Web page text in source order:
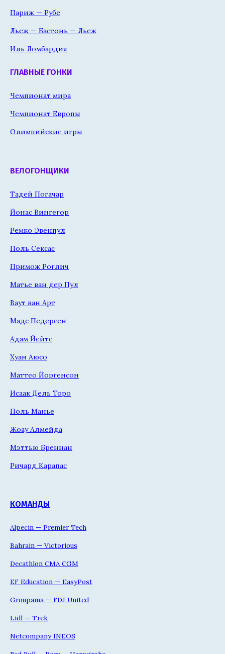
Париж — Рубе
Льеж — Бастонь — Льеж
Иль Ломбардия
ГЛАВНЫЕ ГОНКИ
Чемпионат мира
Чемпионат Европы
Олимпийские игры
ВЕЛОГОНЩИКИ
Тадей Погачар
Йонас Вингегор
Ремко Эвенпул
Поль Сексас
Примож Роглич
Матье ван дер Пул
Ваут ван Арт
Мадс Педерсен
Адам Йейтс
Хуан Аюсо
Маттео Йоргенсон
Исаак Дель Торо
Поль Манье
Жоау Алмейда
Мэттью Бреннан
Ричард Карапас
КОМАНДЫ
Alpecin — Premier Tech
Bahrain — Victorious
Decathlon CMA CGM
EF Education — EasyPost
Groupama — FDJ United
Lidl — Trek
Netcompany INEOS